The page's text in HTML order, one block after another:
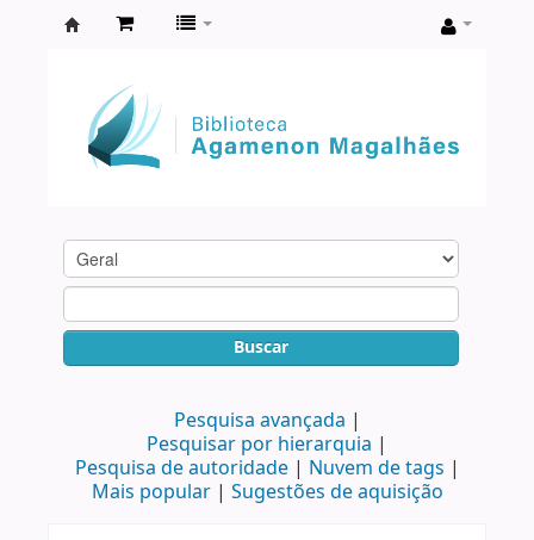
Agamenon
Magalhães
Buscar
Pesquisa avançada
Pesquisar por hierarquia
Pesquisa de autoridade
Nuvem de tags
Mais popular
Sugestões de aquisição